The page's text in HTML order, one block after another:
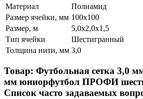
Материал
Полиамид
Размер ячейки, мм 100х100
Размер, м
5,0х2,0х1,5
Тип ячейки
Шестигранный
Толщина нити, мм 3,0
Товар: Футбольная сетка 3,0
мм юниорфутбол ПРОФИ
Список часто задаваемых